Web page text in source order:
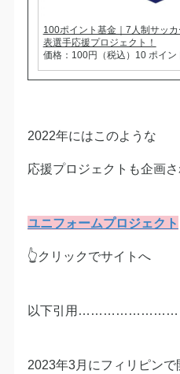
100ポイント基金｜7人制サッ
表選手応援プロジェクト！
価格：100円（税込）10 ポイン
2022年にはこのような
応援プロジェクトも企画さ
ユニフォームプロジェクト
👆クリックでサイトへ
以下引用……………………
2023年3月にフィリピンで